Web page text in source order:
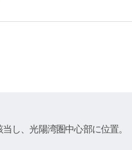
し、光陽湾圏中心部に位置。